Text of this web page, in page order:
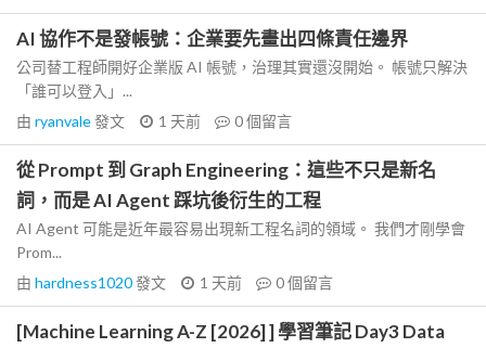
AI 協作不是發帳號：企業要先畫出四條責任邊界
公司替工程師開好企業版 AI 帳號，治理其實還沒開始。 帳號只解決
「誰可以登入」...
由 ryanvale發文 1 天前 0個留言
從 Prompt 到 Graph Engineering：這些不只是新名
詞，而是 AI Agent 踩坑後衍生的工程
AI Agent 可能是近年最容易出現新工程名詞的領域。 我們才剛學會
Prom...
由 hardness1020發文 1 天前 0個留言
[Machine Learning A-Z [2026] ] 學習筆記 Day3 Data